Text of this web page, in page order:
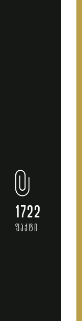
1722
ფაქტი